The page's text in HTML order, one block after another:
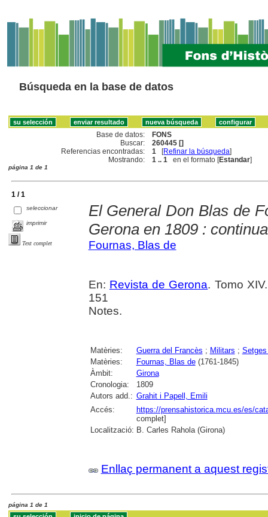
Búsqueda en la base de datos
Base de datos:
FONS
Buscar:
260445 []
Referencias encontradas:
1 [Refinar la búsqueda]
Mostrando:
1 .. 1 en el formato [Estandar]
página 1 de 1
1 / 1
seleccionar
imprimir
Text complet
El General Don Blas de
Gerona en 1809 :
Fournas, Blas de
En: Revista de Gerona. Tomo
151
Notes.
Matèries: Guerra del Francès ; Militars ;
Matèries:
Fournas, Blas de(1761-1845)
Àmbit:
Girona
Cronologia:
1809
Autors add.: Grahit i Papell, Emili
Accés:
https://prensahistorica.mcu.es/es/
complet]
Localització: B. Carles Rahola (Girona)
Enllaç permanent a aquest
página 1 de 1